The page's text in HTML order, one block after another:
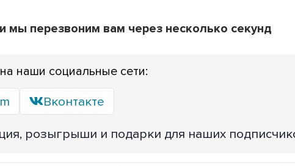
мы перезвоним вам через несколько секунд
наши социальные сети:
Вконтакте
розыгрыши и подарки для наших